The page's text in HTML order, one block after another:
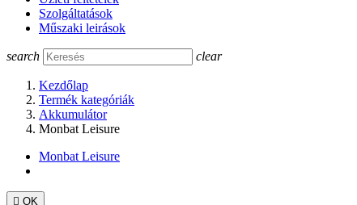
Szolgáltatások
Műszaki leirások
search clear
Kezdőlap
Termék kategóriák
Akkumulátor
Monbat Leisure
Monbat Leisure
 OK